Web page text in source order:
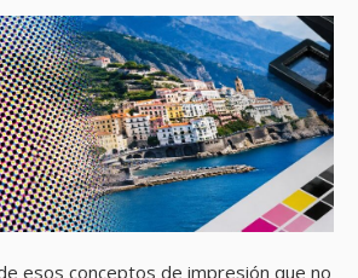
esos conceptos de impresión que no